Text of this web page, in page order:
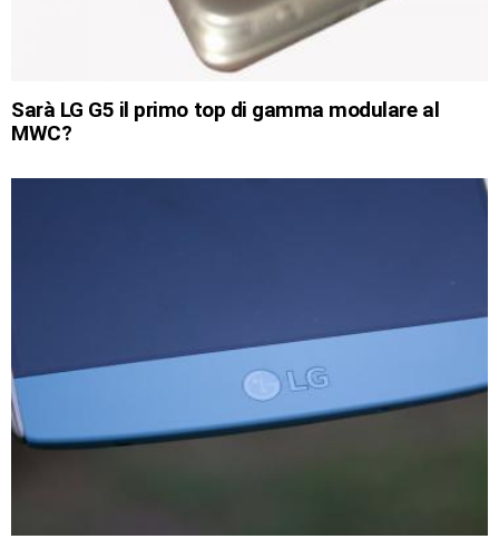
Sarà LG G5 il primo top di gamma modulare al
MWC?